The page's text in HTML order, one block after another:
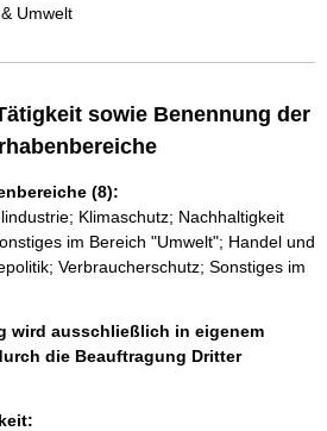
Umwelt
sowie Benennung der
(8):
Klimaschutz; Nachhaltigkeit
im Bereich "Umwelt"; Handel und
Verbraucherschutz; Sonstiges im
wird ausschließlich in eigenem
die Beauftragung Dritter